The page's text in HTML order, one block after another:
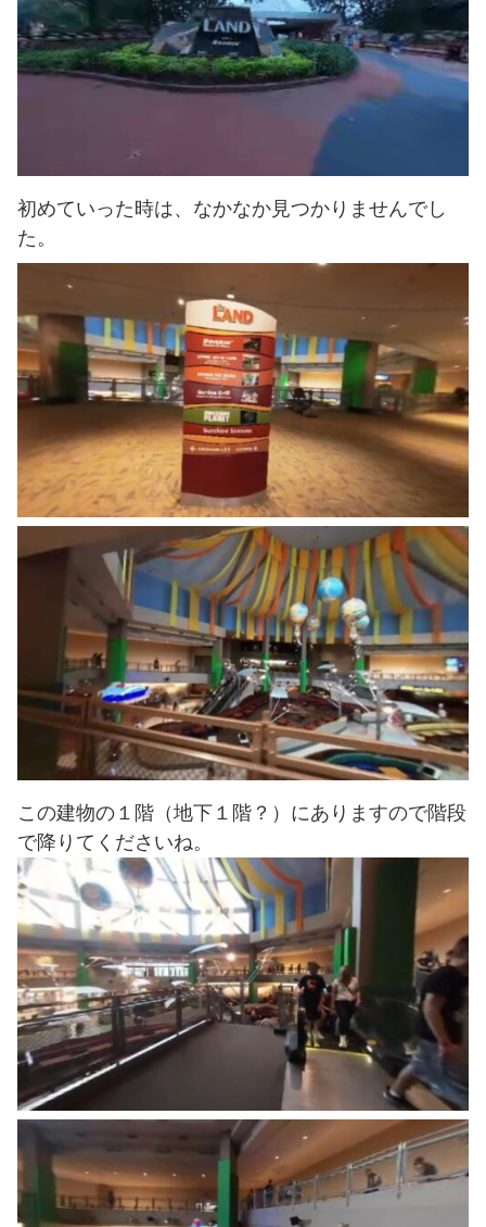
初めていった時は、なかなか見つかりませんでし
た。
この建物の１階（地下１階？）にありますので階段
で降りてくださいね。